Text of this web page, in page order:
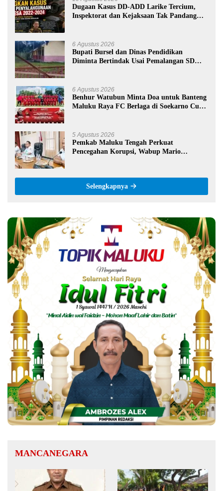
Dugaan Kasus DD-ADD Larike Tercium,
Inspektorat dan Kejaksaan Tak Pandang
6 Agustus 2026
Bupati Bursel dan Dinas Pendidikan
Diminta Bertindak Usai Pemalangan SD
6 Agustus 2026
Benhur Watubun Minta Doa untuk Banteng
Maluku Raya FC Berlaga di Soekarno Cup
5 Agustus 2026
Pemkab Maluku Tengah Perkuat
Pencegahan Korupsi, Wabup Mario
Selengkapnya
MANCANEGARA